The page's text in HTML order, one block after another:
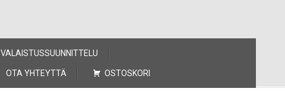
VALAISTUSSUUNNITTELU
OTA YHTEYTTÄ OSTOSKORI